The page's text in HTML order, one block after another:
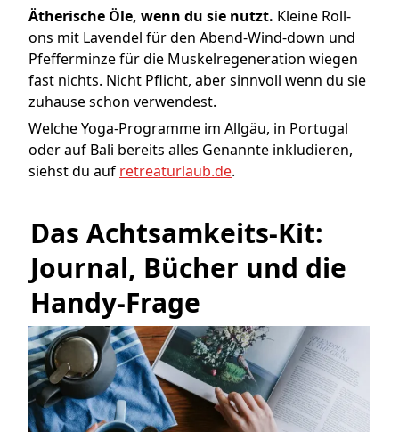
Ätherische Öle, wenn du sie nutzt. Kleine Roll-
ons mit Lavendel für den Abend-Wind-down und
Pfefferminze für die Muskelregeneration wiegen
fast nichts. Nicht Pflicht, aber sinnvoll wenn du sie
zuhause schon verwendest.
Welche Yoga-Programme im Allgäu, in Portugal
oder auf Bali bereits alles Genannte inkludieren,
siehst du auf retreaturlaub.de.
Das Achtsamkeits-Kit:
Journal, Bücher und die
Handy-Frage